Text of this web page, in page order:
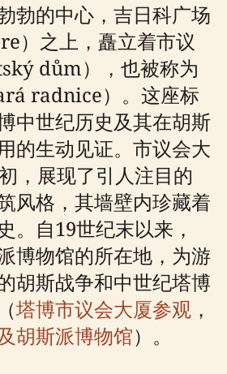
勃的中心，吉日科广场
）之上，矗立着市议
dům），也被称为
radnice）。这座标
中世纪历史及其在胡斯
的生动见证。市议会大
，展现了引人注目的
风格，其墙壁内珍藏着
。自19世纪末以来，
博物馆的所在地，为游
胡斯战争和中世纪塔博
塔博市议会大厦参观 ，
胡斯派博物馆）。